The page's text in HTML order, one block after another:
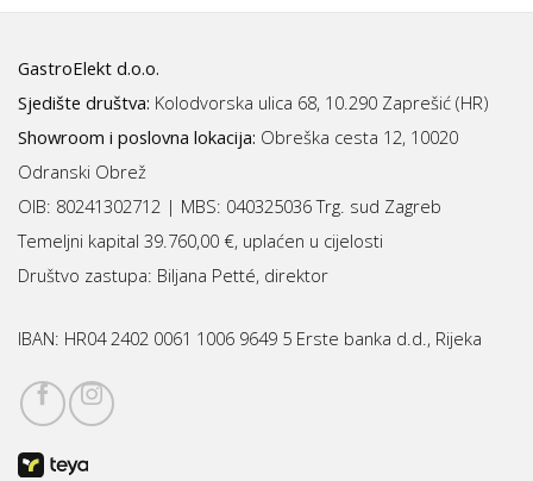
GastroElekt d.o.o.
Sjedište društva: Kolodvorska ulica 68, 10.290 Zaprešić (HR)
Showroom i poslovna lokacija: Obreška cesta 12, 10020
Odranski Obrež
OIB: 80241302712 | MBS: 040325036 Trg. sud Zagreb
Temeljni kapital 39.760,00 €, uplaćen u cijelosti
Društvo zastupa: Biljana Petté, direktor
IBAN: HR04 2402 0061 1006 9649 5 Erste banka d.d., Rijeka